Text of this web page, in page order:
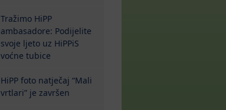
Tražimo HiPP
ambasadore: Podijelite
svoje ljeto uz HiPPiS
voćne tubice
HiPP foto natječaj “Mali
vrtlari” je završen